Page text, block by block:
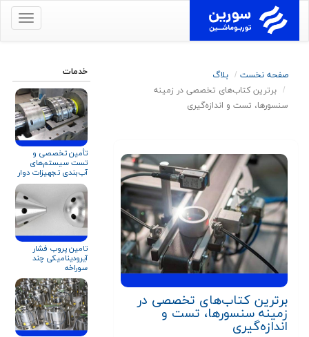
برای
کنید
صفحه نخست
بلاگ
برترین کتاب‌های تخصصی در زمینه
سنسورها، تست و اندازه‌گیری
برترین کتاب‌های تخصصی در
زمینه سنسورها، تست و
اندازه‌گیری
خدمات
تأمین تخصصی و
تست سیستم‌های
آب‌بندی تجهیزات دوار
برای صنایع نفت، گاز و
پتروشیمی
تامین پروب فشار
آیرودینامیکی چند
سوراخه